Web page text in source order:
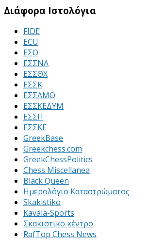
Διάφορα Ιστολόγια
FIDE
ECU
ΕΣΟ
ΕΣΣΝΑ
ΕΣΣΘΧ
ΕΣΣΚ
ΕΣΣΑΜΘ
ΕΣΣΚΕΔΥΜ
ΕΣΣΠ
ΕΣΣΚΕ
GreekBase
Greekchess.com
GreekChessPolitics
Chess Miscellanea
Black Queen
Ημερολόγιο Καταστρώματος
Skakistiko
Kavala-Sports
Σκακιστικο κέντρο
RafTop Chess News